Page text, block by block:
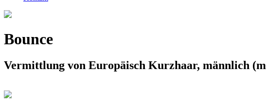
Bounce
Vermittlung von Europäisch Kurzhaar, männlich